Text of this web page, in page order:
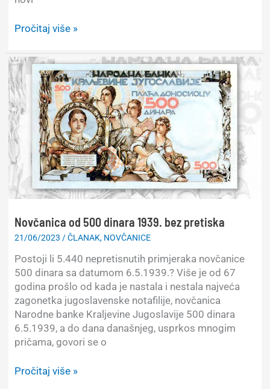
Čemu
kontramarke
na
novcu?
Pročitaj više »
Novčanica od 500 dinara 1939. bez pretiska
21/06/2023 /ČLANAK, NOVČANICE
Postoji li 5.440 nepretisnutih primjeraka novčanice
500 dinara sa datumom 6.5.1939.? Više je od 67
godina prošlo od kada je nastala i nestala najveća
zagonetka jugoslavenske notafilije, novčanica
Narodne banke Kraljevine Jugoslavije 500 dinara
6.5.1939, a do dana današnjeg, usprkos mnogim
pričama, govori se o
Novčanica
Pročitaj više »